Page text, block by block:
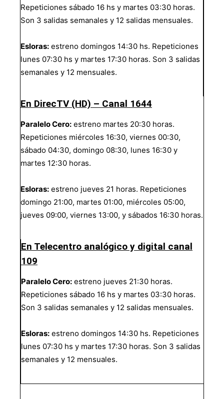
Repeticiones sábado 16 hs y martes 03:30 horas.
Son 3 salidas semanales y 12 salidas mensuales.
Esloras: estreno domingos 14:30 hs. Repeticiones
lunes 07:30 hs y martes 17:30 horas. Son 3 salidas
semanales y 12 mensuales.
En DirecTV (HD) – Canal 1644
Paralelo Cero: estreno martes 20:30 horas.
Repeticiones miércoles 16:30, viernes 00:30,
sábado 04:30, domingo 08:30, lunes 16:30 y
martes 12:30 horas.
Esloras: estreno jueves 21 horas. Repeticiones
domingo 21:00, martes 01:00, miércoles 05:00,
jueves 09:00, viernes 13:00, y sábados 16:30 horas.
En Telecentro analógico y digital canal
109
Paralelo Cero: estreno jueves 21:30 horas.
Repeticiones sábado 16 hs y martes 03:30 horas.
Son 3 salidas semanales y 12 salidas mensuales.
Esloras: estreno domingos 14:30 hs. Repeticiones
lunes 07:30 hs y martes 17:30 horas. Son 3 salidas
semanales y 12 mensuales.